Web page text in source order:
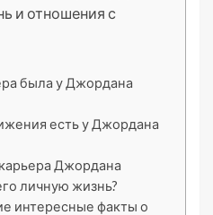
и отношения с
была у Джордана
есть у Джордана
Джордана
личную жизнь?
интересные факты о